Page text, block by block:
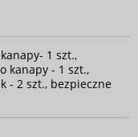
1 szt.,
kanapy - 1 szt.,
- 2 szt., bezpieczne